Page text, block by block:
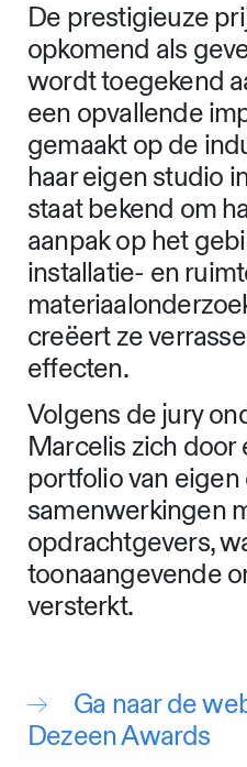
De prestigieuze
opkomend als
wordt toegekend
een opvallende
gemaakt op de
haar eigen studio
staat bekend om
aanpak op het
installatie- en
creëert ze
effecten.
Volgens de jury
Marcelis zich door
portfolio van
samenwerkingen
opdrachtgevers,
toonaangevende
versterkt.
Ga naar de
Dezeen Awards